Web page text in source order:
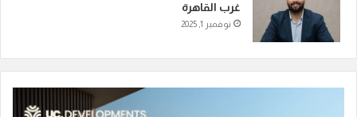
غرب القاهرة
نوفمبر 1, 2025